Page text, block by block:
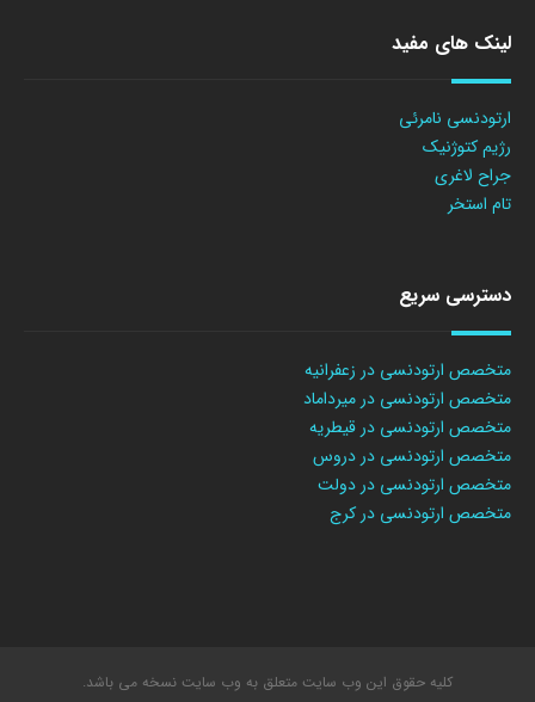
لینک های مفید
ارتودنسی نامرئی
رژیم کتوژنیک
جراح لاغری
تام استخر
دسترسی سریع
متخصص ارتودنسی در زعفرانیه
متخصص ارتودنسی در میرداماد
متخصص ارتودنسی در قیطریه
متخصص ارتودنسی در دروس
متخصص ارتودنسی در دولت
متخصص ارتودنسی در کرج
کلیه حقوق این وب سایت متعلق به وب سایت نسخه می باشد.